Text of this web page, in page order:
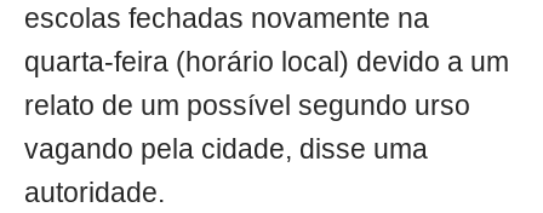
escolas fechadas novamente na
quarta-feira (horário local) devido a um
relato de um possível segundo urso
vagando pela cidade, disse uma
autoridade.